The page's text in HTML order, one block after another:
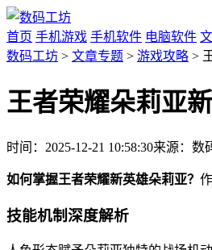
首页 手机游戏 手机软件 电脑软件
数码工坊 > 文章专题 > 游戏攻略 >
王者荣耀朵莉亚
时间：2025-12-21 10:58:30来源：数
如何掌握王者荣耀新英雄朵莉亚？
技能机制深度解析